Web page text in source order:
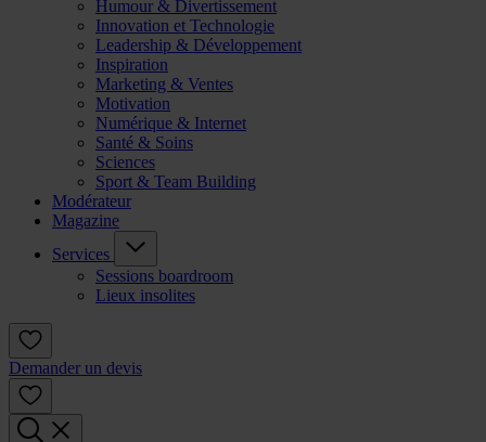
Humour & Divertissement
Innovation et Technologie
Leadership & Développement
Inspiration
Marketing & Ventes
Motivation
Numérique & Internet
Santé & Soins
Sciences
Sport & Team Building
Modérateur
Magazine
Services
Sessions boardroom
Lieux insolites
Demander un devis